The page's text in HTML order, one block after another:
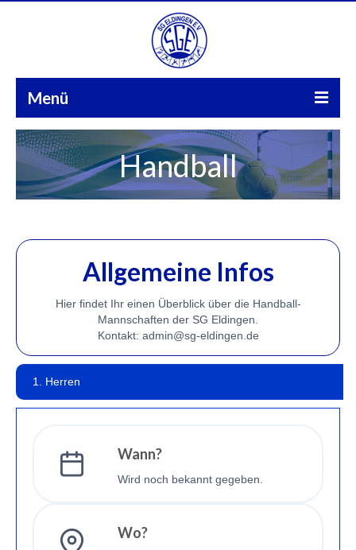
Menü
Start
Aktuelles
FuPa
Über uns
Kontakt
Mitglied werden
Handball
Allgemeine Infos
Hier findet Ihr einen Überblick über die Handball-
Mannschaften der SG Eldingen.
Kontakt: admin@sg-eldingen.de
1. Herren
Wann?
Wird noch bekannt gegeben.
Wo?